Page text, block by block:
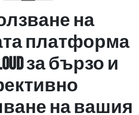
на
платформа
за бързо и
на вашия